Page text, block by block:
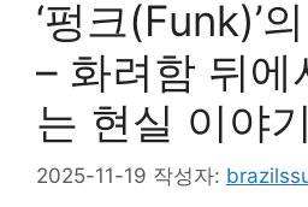
‘펑크(Funk)’
– 화려함 뒤에
는 현실 이야기
2025-11-19 작성자: